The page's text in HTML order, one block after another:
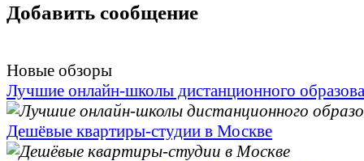
Добавить сообщение
Новые обзоры
Лучшие онлайн-школы дистанционного
Дешёвые квартиры-студии в Москве